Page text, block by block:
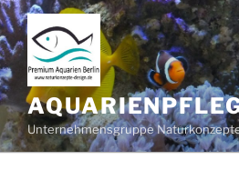
Zum
Inhalt
springen
Unternehmensgruppe